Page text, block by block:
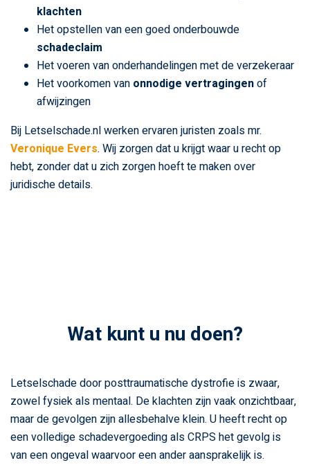
klachten
Het opstellen van een goed onderbouwde
schadeclaim
Het voeren van onderhandelingen met de verzekeraar
Het voorkomen van onnodige vertragingenof
afwijzingen
Bij Letselschade.nl werken ervaren juristen zoals mr.
Veronique Evers. Wij zorgen dat u krijgt waar u recht op
hebt, zonder dat u zich zorgen hoeft te maken over
juridische details.
Wat kunt u nu doen?
Letselschade door posttraumatische dystrofie is zwaar,
zowel fysiek als mentaal. De klachten zijn vaak onzichtbaar,
maar de gevolgen zijn allesbehalve klein. U heeft recht op
een volledige schadevergoeding als CRPS het gevolg is
van een ongeval waarvoor een ander aansprakelijk is.